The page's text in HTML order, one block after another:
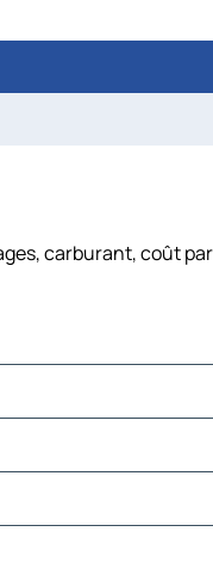
carburant, coût